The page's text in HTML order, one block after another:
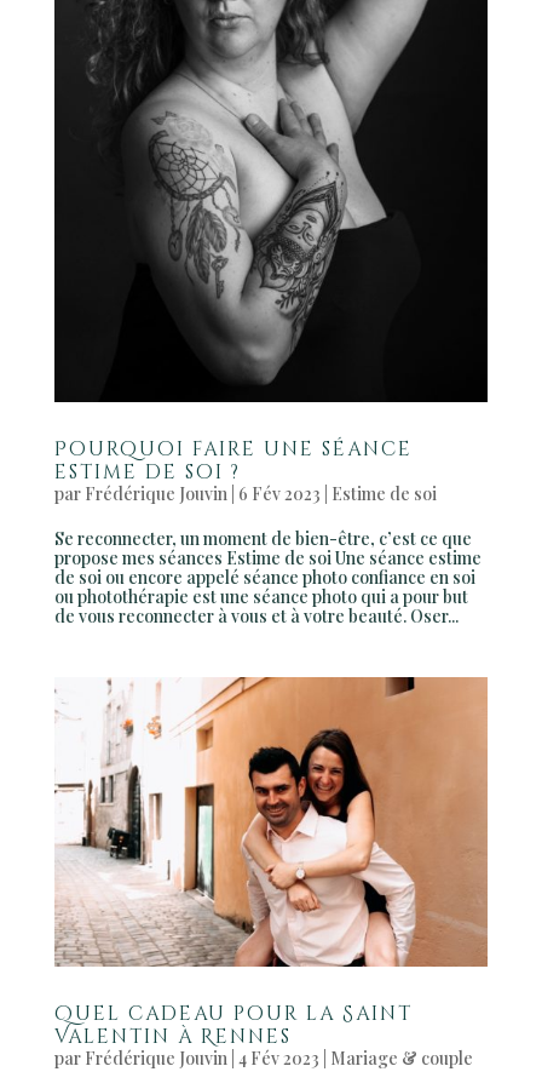
Pourquoi faire une séance
estime de soi ?
par Frédérique Jouvin| 6 Fév 2023 Estime de soi
Se reconnecter, un moment de bien-être, c’est ce que
propose mes séances Estime de soi Une séance estime
de soi ou encore appelé séance photo confiance en soi
ou photothérapie est une séance photo qui a pour but
de vous reconnecter à vous et à votre beauté. Oser...
Quel cadeau pour la Saint
Valentin à Rennes
par Frédérique Jouvin| 4 Fév 2023 Mariage & couple